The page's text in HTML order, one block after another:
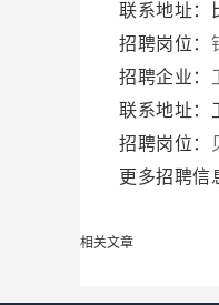
联系地址：
招聘岗位：
招聘企业：
联系地址：
招聘岗位：
更多招聘信
相关文章